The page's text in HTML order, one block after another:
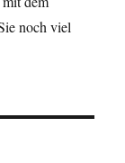
noch viel